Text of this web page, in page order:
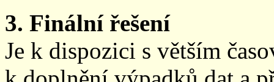
3. Finální řešení
Je k dispozici s větším